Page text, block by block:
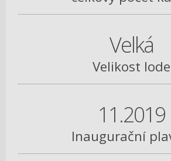
Velká
Velikost lode
11.2019
Inaugurační